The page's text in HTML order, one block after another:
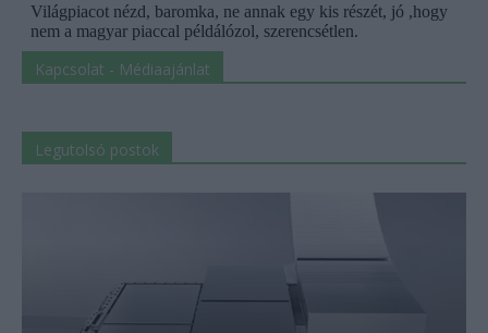
Kapcsolat - Médiaajánlat
Legutolsó postok